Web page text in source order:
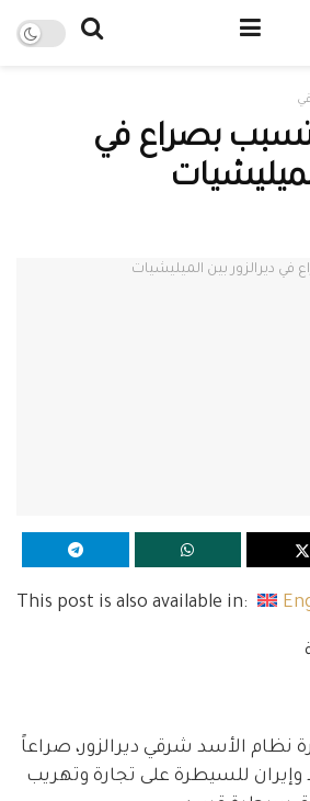
بصراع في
This post is also available in:
الأسد شرقي ديرالزور، صراعاً
للسيطرة على تجارة وتهريب